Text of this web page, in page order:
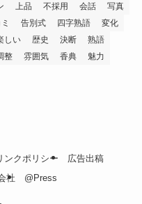
上品 不採用 会話
写真
告別式 四字熟語
変化
しい 歴史 決断
熟語
整 雰囲気 香典 魅力
ンクポリシー
広告出稿
社 @Press